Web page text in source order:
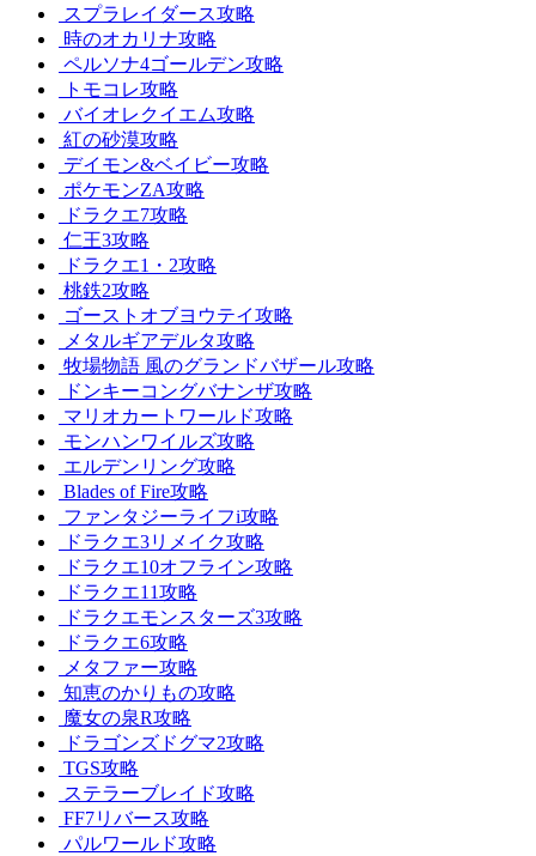
スプラレイダース攻略
時のオカリナ攻略
ペルソナ4ゴールデン攻略
トモコレ攻略
バイオレクイエム攻略
紅の砂漠攻略
デイモン&ベイビー攻略
ポケモンZA攻略
ドラクエ7攻略
仁王3攻略
ドラクエ1・2攻略
桃鉄2攻略
ゴーストオブヨウテイ攻略
メタルギアデルタ攻略
牧場物語 風のグランドバザール攻略
ドンキーコングバナンザ攻略
マリオカートワールド攻略
モンハンワイルズ攻略
エルデンリング攻略
Blades of Fire攻略
ファンタジーライフi攻略
ドラクエ3リメイク攻略
ドラクエ10オフライン攻略
ドラクエ11攻略
ドラクエモンスターズ3攻略
ドラクエ6攻略
メタファー攻略
知恵のかりもの攻略
魔女の泉R攻略
ドラゴンズドグマ2攻略
TGS攻略
ステラーブレイド攻略
FF7リバース攻略
パルワールド攻略